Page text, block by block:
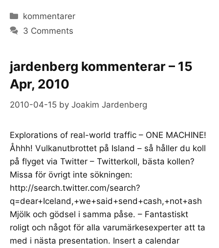
Categories
kommentarer
3 Comments
jardenberg kommenterar – 15
Apr, 2010
2010-04-15 by Joakim Jardenberg
Explorations of real-world traffic – ONE MACHINE!
Åhhh! Vulkanutbrottet på Island – så håller du koll
på flyget via Twitter – Twitterkoll, bästa kollen?
Missa för övrigt inte sökningen:
http://search.twitter.com/search?
q=dear+Iceland,+we+said+send+cash,+not+ash
Mjölk och gödsel i samma påse. – Fantastiskt
roligt och något för alla varumärkesexperter att ta
med i nästa presentation. Insert a calendar